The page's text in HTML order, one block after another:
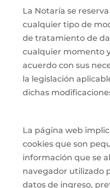
La Notaría se
cualquier tipo de
de tratamiento de
cualquier momento
acuerdo con sus
la legislación
dichas
La página web
cookies que son
información que se
navegador utilizado
datos de ingreso,